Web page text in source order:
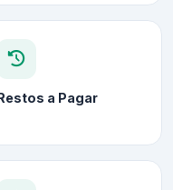
a Pagar